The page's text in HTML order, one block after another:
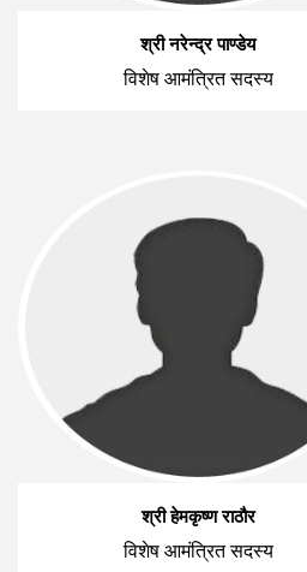
श्री नरेन्द्र पाण्डेय
विशेष आमंत्रित सदस्य
श्री हेमकृष्ण राठौर
विशेष आमंत्रित सदस्य